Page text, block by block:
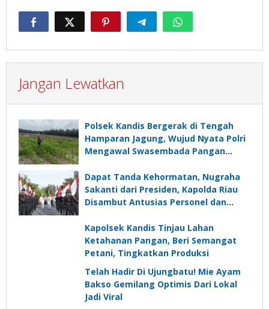
Jangan Lewatkan
Polsek Kandis Bergerak di Tengah
Hamparan Jagung, Wujud Nyata Polri
Mengawal Swasembada Pangan
Dapat Tanda Kehormatan, Nugraha
Sakanti dari Presiden, Kapolda Riau
Disambut Antusias Personel dan
Kapolsek Kandis Tinjau Lahan
Ketahanan Pangan, Beri Semangat
Petani, Tingkatkan Produksi
Telah Hadir Di Ujungbatu! Mie Ayam
Bakso Gemilang Optimis Dari Lokal
Jadi Viral